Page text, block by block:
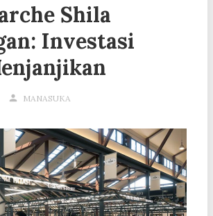
Shila
Investasi
MANASUKA